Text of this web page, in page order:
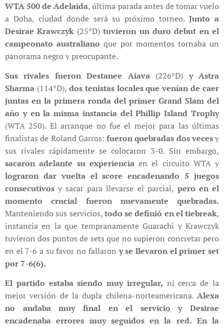
WTA 500 de Adelaida, última parada antes de tomar vuelo
a Doha, ciudad donde será su próximo torneo.Junto a
Desirae Krawczyk(25°D)tuvieron un duro debut en el
campeonato australiano que por momentos tornaba un
panorama negro y preocupante.
Sus rivales fueron Destanee Aiava(226°D)y Astra
Sharma (114°D), dos tenistas locales que venían de caer
juntas en la primera ronda del primer Grand Slam del
año y en la misma instancia del Phillip Island Trophy
(WTA 250). El arranque no fue el mejor para las últimas
finalistas de Roland Garros: fueron quebradas dos vecesy
sus rivales rápidamente se colocaron 3-0. Sin embargo,
sacaron adelante su experienciaen el circuito WTA y
lograron dar vuelta el score encadenando 5 juegos
consecutivos y sacar para llevarse el parcial, pero en el
momento crucial fueron nuevamente quebradas.
Manteniendo sus servicios,todo se definió en el tiebreak,
instancia en la que tempranamente Guarachi y Krawczyk
tuvieron dos puntos de sets que no supieron concretar pero
en el 7-6 a su favor no fallarony se llevaron el primer set
por 7-6(6).
El partido estaba siendo muy irregular, ni cerca de la
mejor versión de la dupla chilena-norteamericana. Alexa
no andaba muy final en el servicio y Desirae
encadenaba errores muy seguidos en la red. En la